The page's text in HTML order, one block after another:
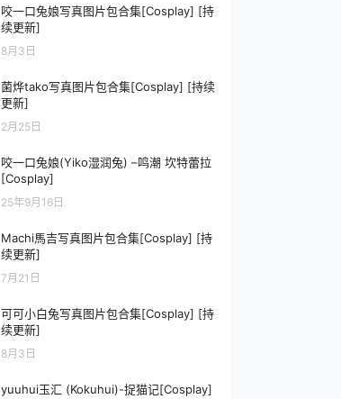
咬一口兔娘写真图片包合集[Cosplay] [持
续更新]
8月3日
菌烨tako写真图片包合集[Cosplay] [持续
更新]
2月25日
咬一口兔娘(Yiko湿润兔) –鸣潮 坎特蕾拉
[Cosplay]
25年9月16日
Machi馬吉写真图片包合集[Cosplay] [持
续更新]
7月21日
可可小白兔写真图片包合集[Cosplay] [持
续更新]
8月3日
yuuhui玉汇 (Kokuhui)-捉猫记[Cosplay]